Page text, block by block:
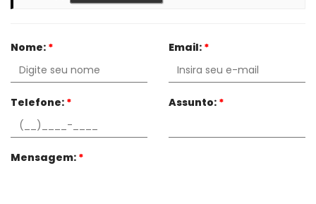
Nome: * Email: *
Telefone: * Assunto: *
Mensagem: *